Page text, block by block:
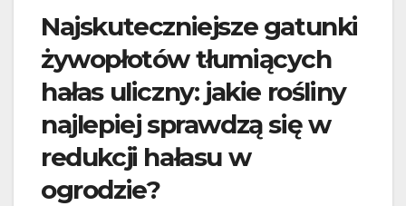
Najskuteczniejsze gatunki
żywopłotów tłumiących
hałas uliczny: jakie rośliny
najlepiej sprawdzą się w
redukcji hałasu w
ogrodzie?